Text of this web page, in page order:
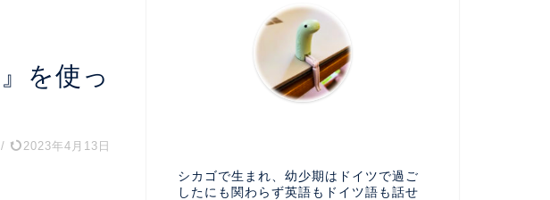
を使っ
/ 2023年4月13日
シカゴで生まれ、幼少期はドイツで過ご
したにも関わらず英語もドイツ語も話せ